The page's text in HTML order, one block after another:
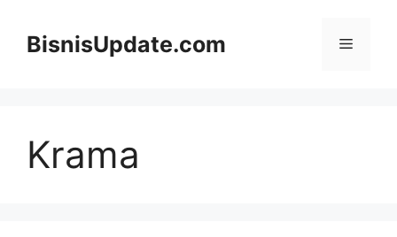
BisnisUpdate.com Menu
Krama